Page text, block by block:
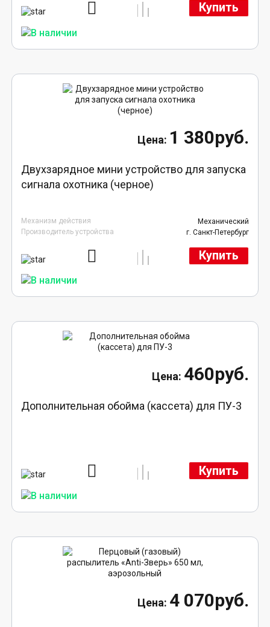
Купить
1 380руб.
Двухзарядное мини устройство для запуска
сигнала охотника (черное)
Механизм действия
Механический
Производитель устройства
г. Санкт-Петербург
Купить
460руб.
Дополнительная обойма (кассета) для ПУ-3
Купить
4 070руб.